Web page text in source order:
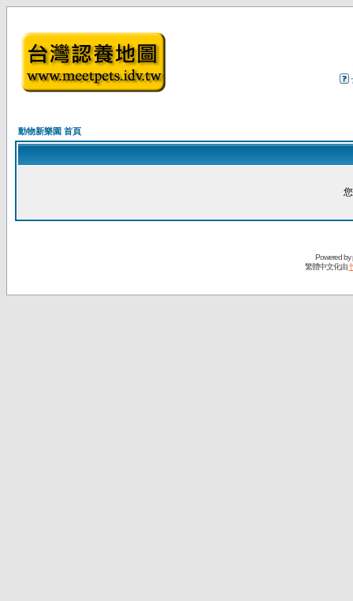
動物新樂園 首頁
Powered by
繁體中文化由